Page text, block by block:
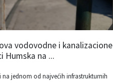
vodovodne i kanalizacione
Humska na ...
na jednom od najvećih infrastrukturnih